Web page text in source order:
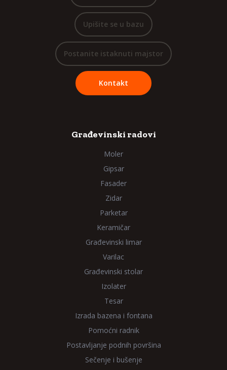
Upišite se u bazu
Postanite istaknuti majstor
Kontakt
Građevinski radovi
Moler
Gipsar
Fasader
Zidar
Parketar
Keramičar
Građevinski limar
Varilac
Građevinski stolar
Izolater
Tesar
Izrada bazena i fontana
Pomoćni radnik
Postavljanje podnih površina
Sečenje i bušenje